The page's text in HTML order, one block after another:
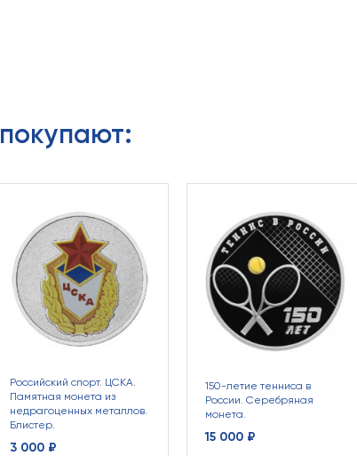
Российский спорт. ЦСКА.
Памятная монета из
недрагоценных металлов.
Блистер.
3 000 ₽
150-летие тенниса в
России. Серебряная
монета.
15 000 ₽